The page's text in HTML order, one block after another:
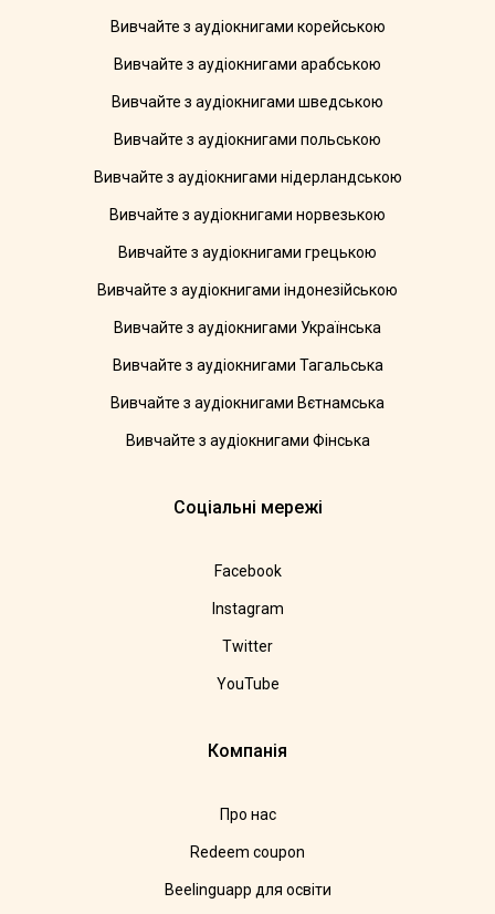
Вивчайте з аудіокнигами корейською
Вивчайте з аудіокнигами арабською
Вивчайте з аудіокнигами шведською
Вивчайте з аудіокнигами польською
Вивчайте з аудіокнигами нідерландською
Вивчайте з аудіокнигами норвезькою
Вивчайте з аудіокнигами грецькою
Вивчайте з аудіокнигами індонезійською
Вивчайте з аудіокнигами Українська
Вивчайте з аудіокнигами Тагальська
Вивчайте з аудіокнигами Вєтнамська
Вивчайте з аудіокнигами Фінська
Соціальні мережі
Facebook
Instagram
Twitter
YouTube
Компанія
Про нас
Redeem coupon
Beelinguapp для освіти